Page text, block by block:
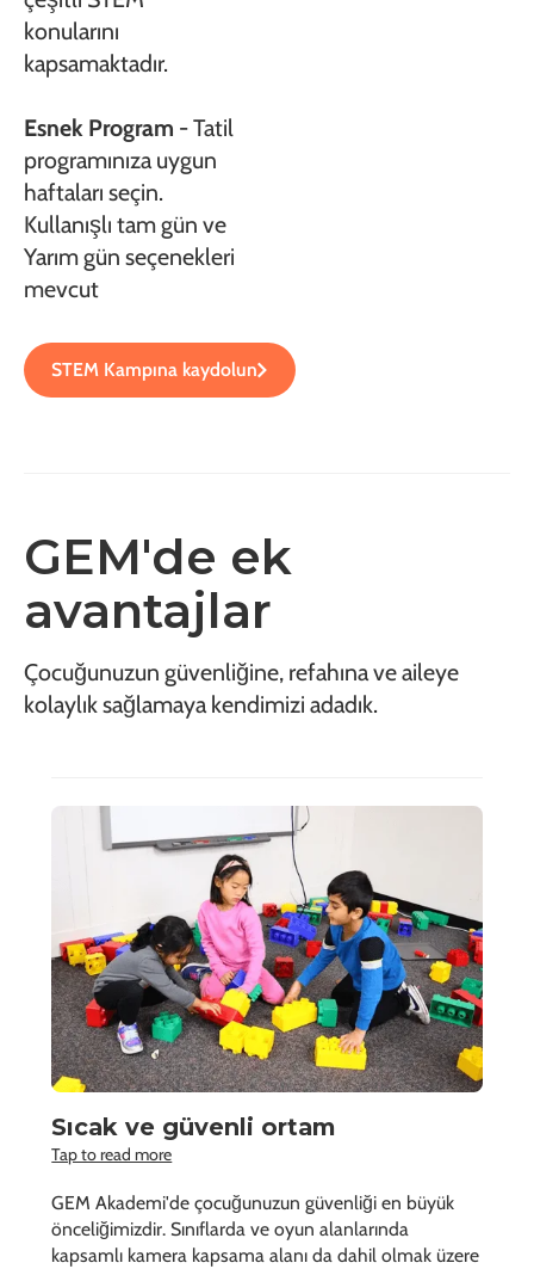
konularını
kapsamaktadır.
Esnek Program - Tatil
programınıza uygun
haftaları seçin.
Kullanışlı tam gün ve
Yarım gün seçenekleri
mevcut
STEM Kampına kaydolun
GEM'de ek
avantajlar
Çocuğunuzun güvenliğine, refahına ve aileye
kolaylık sağlamaya kendimizi adadık.
Sıcak ve güvenli ortam
Tap to read more
GEM Akademi'de çocuğunuzun güvenliği en büyük
önceliğimizdir. Sınıflarda ve oyun alanlarında
kapsamlı kamera kapsama alanı da dahil olmak üzere